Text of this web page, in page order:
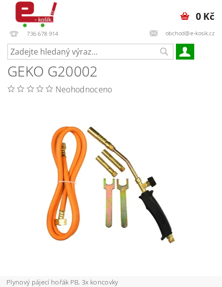
736 678 914 obchod@e-kosik.cz
0 Kč
GEKO G20002
Neohodnoceno
Plynový pájecí hořák PB, 3x koncovky